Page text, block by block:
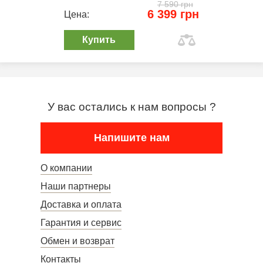
7 590 грн
Цена: 6 399 грн
Купить
У вас остались к нам вопросы ?
Напишите нам
О компании
Наши партнеры
Доставка и оплата
Гарантия и сервис
Обмен и возврат
Контакты